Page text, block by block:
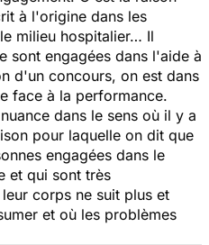
à l'origine dans les
milieu hospitalier… Il
sont engagées dans l'aide à
d'un concours, on est dans
face à la performance.
dans le sens où il y a
pour laquelle on dit que
engagées dans le
et qui sont très
corps ne suit plus et
et où les problèmes